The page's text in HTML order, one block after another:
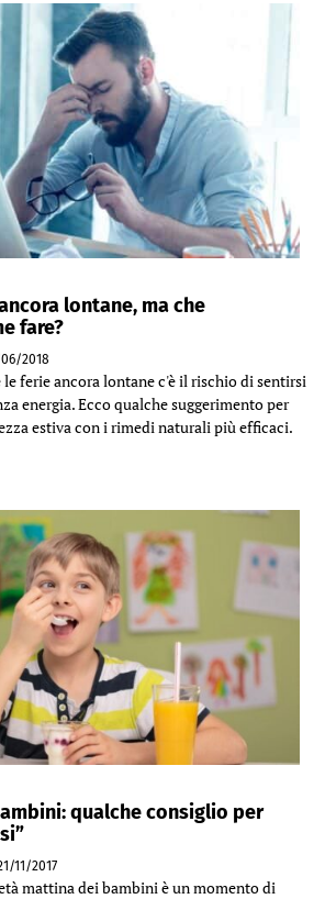
lontane, ma che
fare?
2018
le ferie ancora lontane c'è il rischio di sentirsi
energia. Ecco qualche suggerimento per
estiva con i rimedi naturali più efficaci.
qualche consiglio per
11/2017
mattina dei bambini è un momento di